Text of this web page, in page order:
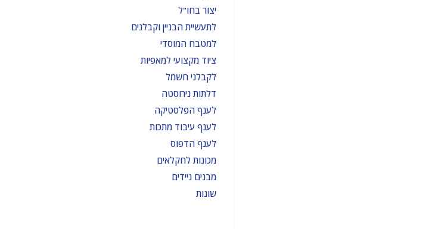
יצור בחו"ל
לתעשיית הבניין וקבלנים
למטבח המוסדי
ציוד מקצועי למאפיות
לקבלני חשמל
דלתות נירוסטה
לענף הפלסטיקה
לענף עיבוד מתכות
לענף הדפוס
מכונות לחקלאים
מבנים ניידים
שונות